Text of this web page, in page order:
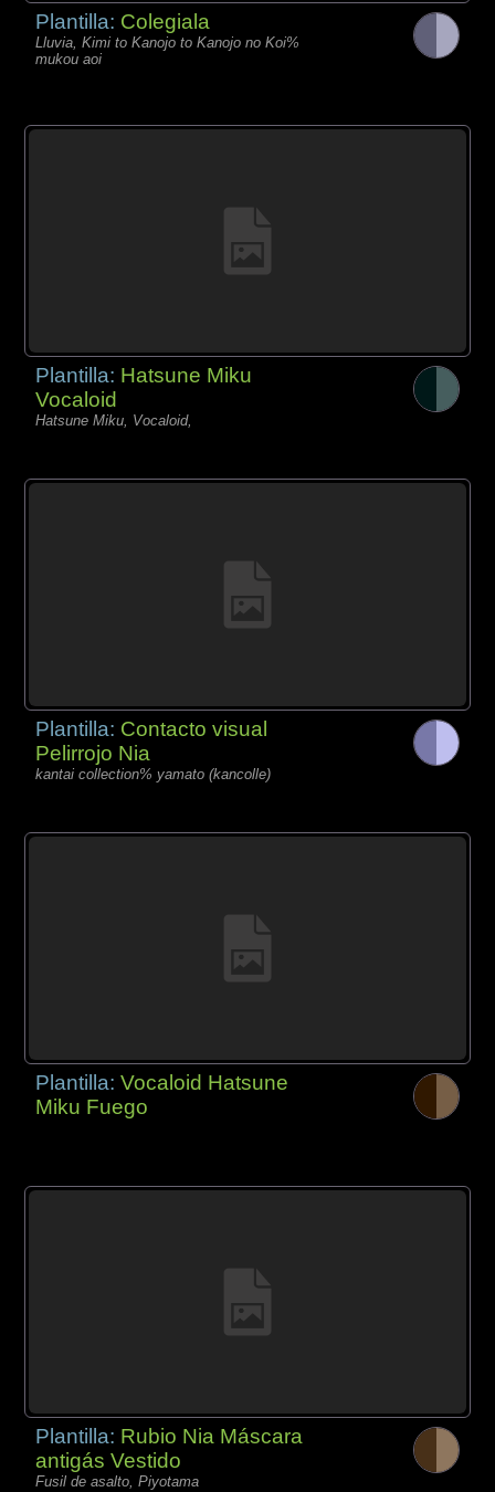
Plantilla: Colegiala
Lluvia, Kimi to Kanojo to Kanojo no Koi%
mukou aoi
Plantilla: Hatsune Miku
Vocaloid
Hatsune Miku, Vocaloid,
Plantilla: Contacto visual
Pelirrojo Nia
kantai collection% yamato (kancolle)
Plantilla:Vocaloid Hatsune
Miku Fuego
Plantilla: Rubio Nia Máscara
antigás Vestido
Fusil de asalto, Piyotama